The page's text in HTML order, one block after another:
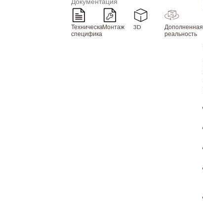
Техническая
спецификация
Монтаж 3D
Дополненная
реальность